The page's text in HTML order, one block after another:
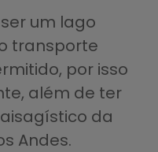
um lago
transporte
por isso
além de ter
da
Andes.